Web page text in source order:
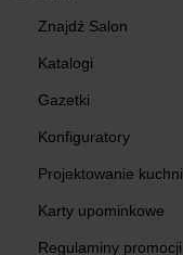
Znajdź Salon
Katalogi
Gazetki
Konfiguratory
Projektowanie kuchni
Karty upominkowe
Regulaminy promocji